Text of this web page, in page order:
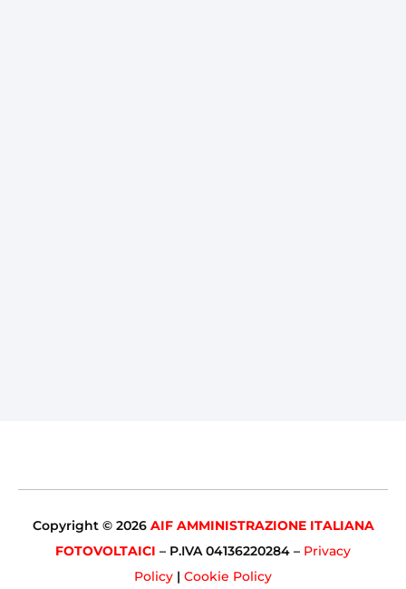
Copyright © 2026 AIF AMMINISTRAZIONE ITALIANA
FOTOVOLTAICI – P.IVA 04136220284 – Privacy
Policy | Cookie Policy